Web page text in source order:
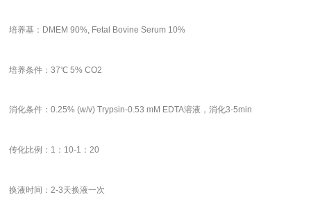
培养基：DMEM 90%, Fetal Bovine Serum 10%
培养条件：37℃ 5% CO2
消化条件：0.25% (w/v) Trypsin-0.53 mM EDTA溶液，消化3-5min
传化比例：1：10-1：20
换液时间：2-3天换液一次